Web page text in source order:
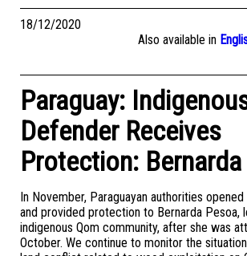
18/12/2020
Also available in
Paraguay:
Defender Receives
Protection:
In November, Paraguayan authorities
and provided protection to Bernarda Pesoa,
indigenous Qom community, after she was
October. We continue to monitor the